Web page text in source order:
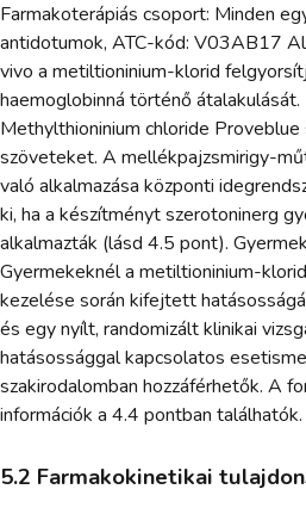
Farmakoterápiás csoport: Minden
antidotumok, ATC-kód: V03AB17
vivo a metiltioninium-klorid
haemoglobinná történő
Methylthioninium chloride
szöveteket. A mellékpajzsmirigy-
való alkalmazása központi
ki, ha a készítményt szerotoninerg
alkalmazták (lásd 4.5 pont).
Gyermekeknél a metiltioninium-
kezelése során kifejtett
és egy nyílt, randomizált klinikai
hatásossággal kapcsolatos
szakirodalomban hozzáférhetők. A
információk a 4.4 pontban találhatók.
5.2 Farmakokinetikai